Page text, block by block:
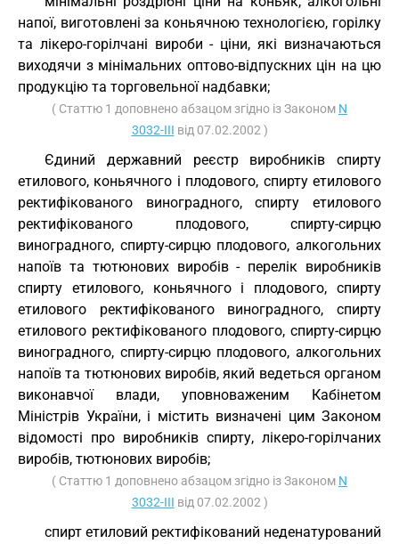
напої, виготовлені за коньячною технологією, горілку
та лікеро-горілчані вироби - ціни, які визначаються
виходячи з мінімальних оптово-відпускних цін на цю
продукцію та торговельної надбавки;
( Статтю 1 доповнено абзацом згідно із Законом N
3032-III від 07.02.2002 )
Єдиний державний реєстр виробників спирту
етилового, коньячного і плодового, спирту етилового
ректифікованого виноградного, спирту етилового
ректифікованого плодового, спирту-сирцю
виноградного, спирту-сирцю плодового, алкогольних
напоїв та тютюнових виробів - перелік виробників
спирту етилового, коньячного і плодового, спирту
етилового ректифікованого виноградного, спирту
етилового ректифікованого плодового, спирту-сирцю
виноградного, спирту-сирцю плодового, алкогольних
напоїв та тютюнових виробів, який ведеться органом
виконавчої влади, уповноваженим Кабінетом
Міністрів України, і містить визначені цим Законом
відомості про виробників спирту, лікеро-горілчаних
виробів, тютюнових виробів;
( Статтю 1 доповнено абзацом згідно із Законом N
3032-III від 07.02.2002 )
спирт етиловий ректифікований неденатурований